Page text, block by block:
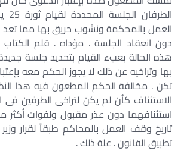
العمل بالمحكمة ونشوب حريق بها مما
دون انعقاد الجلسة . مؤداه . قلم
هذه الحالة بعبء القيام بتحديد جلسة
بها وتراخيه عن ذلك لا يجوز الحكم معه
تكن . مخالفة الحكم المطعون فيه هذا
الاستئناف كأن لم يكن لتراخى الطرفين فى
استئنافهما دون عذر مقبول ولفوات أكثر
تاريخ وقف العمل بالمحاكم طبقاً لقرار
تطبيق القانون . علة ذلك .